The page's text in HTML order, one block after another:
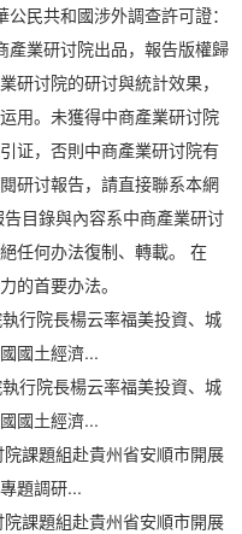
民共和國涉外調查許可證：
產業研讨院出品，報告版權歸
研讨院的研讨與統計效果，
用。未獲得中商產業研讨院
证，否則中商產業研讨院有
研讨報告，請直接聯系本網
目錄與內容系中商產業研讨
任何办法復制、轉載。 在
的首要办法。
行院長楊云率福美投資、城
國土經濟...
行院長楊云率福美投資、城
國土經濟...
課題組赴貴州省安順市開展
題調研...
課題組赴貴州省安順市開展